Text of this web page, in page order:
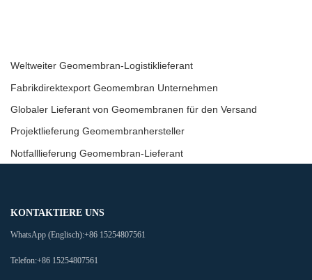
Weltweiter Geomembran-Logistiklieferant
Fabrikdirektexport Geomembran Unternehmen
Globaler Lieferant von Geomembranen für den Versand
Projektlieferung Geomembranhersteller
Notfalllieferung Geomembran-Lieferant
KONTAKTIERE UNS
WhatsApp (Englisch):+86 15254807561
Telefon:+86 15254807561